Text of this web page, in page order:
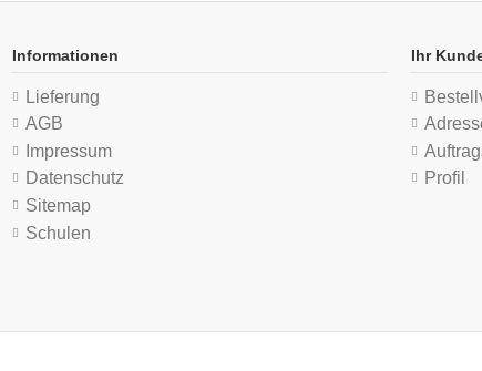
Informationen
Lieferung
AGB
Impressum
Datenschutz
Sitemap
Schulen
Ihr
Profil